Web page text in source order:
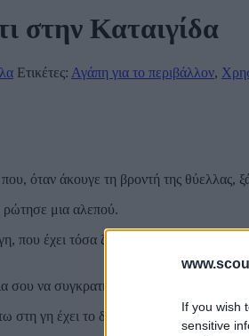
If you wish
sensitive
στην Καταιγίδα
Ετικέτες: Αγάπη για το περιβάλλον,
όταν άκουγε τη βροντή της θύελλας,
ρώτησε μια αλεπού.
που έχει τόσα ζωντανά πλάσματα!
σου να συγκρατήσουν τον απέραντο
γη έχει το δικό του κομμάτι